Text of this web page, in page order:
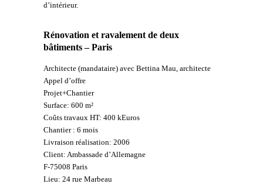
d’intérieur.
Rénovation et ravalement de deux
bâtiments – Paris
Architecte (mandataire) avec Bettina Mau, architecte
Appel d’offre
Projet+Chantier
Surface: 600 m²
Coûts travaux HT: 400 kEuros
Chantier : 6 mois
Livraison réalisation: 2006
Client: Ambassade d’Allemagne
F-75008 Paris
Lieu: 24 rue Marbeau